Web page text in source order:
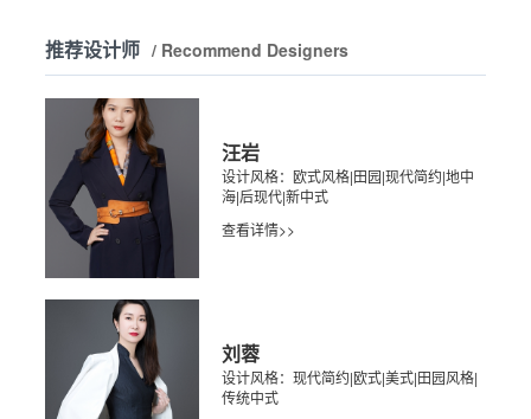
推荐设计师 / Recommend Designers
汪岩
设计风格：欧式风格|田园|现代简约|地中
海|后现代|新中式
查看详情>>
刘蓉
设计风格：现代简约|欧式|美式|田园风格|
传统中式